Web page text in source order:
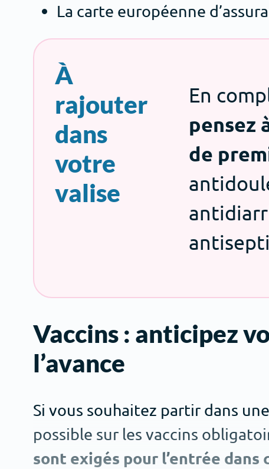
La carte européenne
À
rajouter
dans
votre
valise
En
pensez
de
Vaccins : anticipez
l’avance
Si vous souhaitez partir dans
possible sur les vaccins
sont exigés pour l’entrée dans